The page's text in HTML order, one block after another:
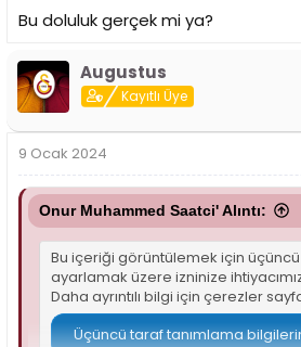
Bu doluluk gerçek mi ya?
Augustus
Kayıtlı Üye
9 Ocak 2024
Onur Muhammed Saatci' Alıntı:
Bu içeriği görüntülemek için
ayarlamak üzere izninize
Daha ayrıntılı bilgi için çerezler
Üçüncü taraf tanımlama